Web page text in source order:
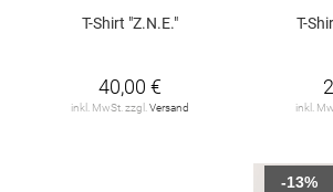
T-Shirt "Z.N.E."
40,00 €
inkl. MwSt. zzgl. Versand
T-
inkl.
-13%